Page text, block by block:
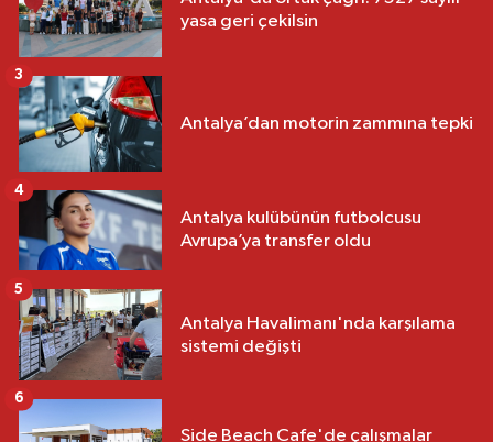
yasa geri çekilsin
Antalya’dan motorin zammına tepki
3
Antalya kulübünün futbolcusu
Avrupa’ya transfer oldu
4
Antalya Havalimanı'nda karşılama
sistemi değişti
5
Side Beach Cafe'de çalışmalar
6